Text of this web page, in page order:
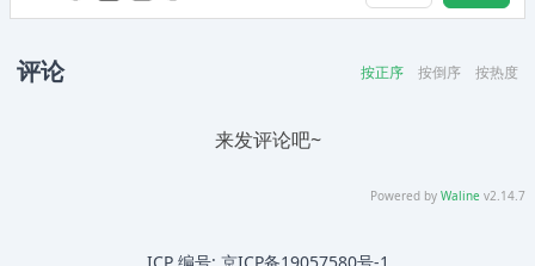
评论 按正序 按倒序 按热度
来发评论吧~
Powered by Waline v2.14.7
ICP 编号: 京ICP备19057580号-1